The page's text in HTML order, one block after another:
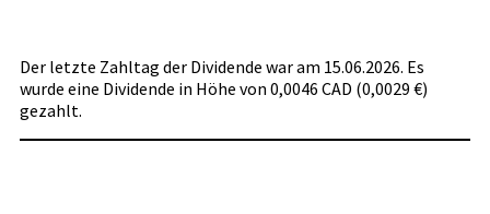
Der letzte Zahltag der Dividende war am 15.06.2026. Es
wurde eine Dividende in Höhe von 0,0046 CAD (0,0029 €)
gezahlt.